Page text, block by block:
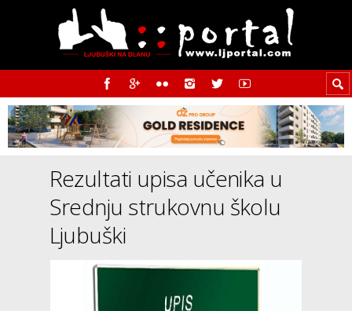
Rezultati upisa učenika u
Srednju strukovnu školu
Ljubuški